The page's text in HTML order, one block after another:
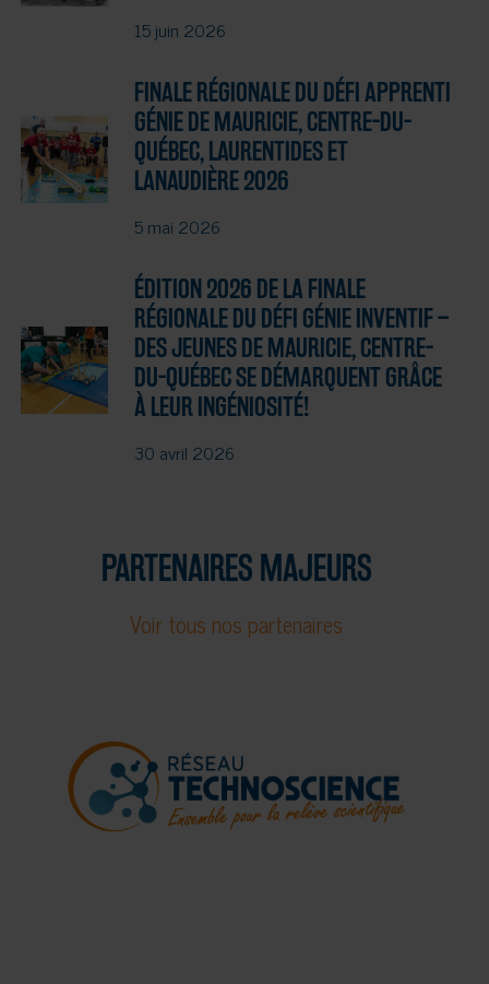
15 juin 2026
FINALE RÉGIONALE DU DÉFI APPRENTI
GÉNIE DE MAURICIE, CENTRE-DU-
QUÉBEC, LAURENTIDES ET
LANAUDIÈRE 2026
5 mai 2026
ÉDITION 2026 DE LA FINALE
RÉGIONALE DU DÉFI GÉNIE INVENTIF –
DES JEUNES DE MAURICIE, CENTRE-
DU-QUÉBEC SE DÉMARQUENT GRÂCE
À LEUR INGÉNIOSITÉ!
30 avril 2026
PARTENAIRES MAJEURS
Voir tous nos partenaires